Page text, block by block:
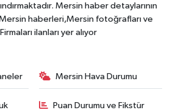
Mersin haber detaylarının
Mersin haberleri,Mersin fotoğrafları ve
ilanları yer alıyor
Mersin Hava Durumu
Puan Durumu ve Fikstür